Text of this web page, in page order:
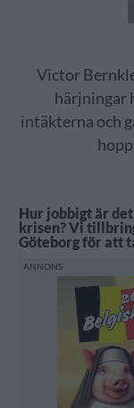
Victor
härjningar
intäkterna och
Hur jobbigt är
krisen? Vi
Göteborg för att